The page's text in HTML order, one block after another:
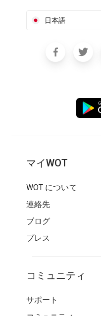
日本語
マイWOT
WOT について
連絡先
ブログ
プレス
コミュニティ
サポート